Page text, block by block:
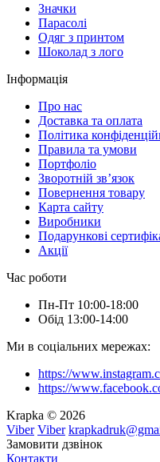
Значки
Парасолі
Одяг з принтом
Шоколад з лого
Інформація
Про нас
Доставка та оплата
Політика
Правила та умови
Портфоліо
Зворотній зв’язок
Повернення товару
Карта сайту
Виробники
Подарункові
Акції
Час роботи
Пн-Пт 10:00-18:00
Обід 13:00-14:00
Ми в соціальних мережах:
https://
https://
Krapka © 2026
Viber Viber
Замовити дзвінок
Контакти